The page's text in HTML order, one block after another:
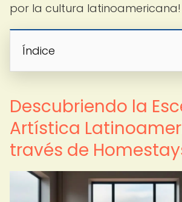
por la cultura latinoamericana!
Índice
Descubriendo la
Artística
través de